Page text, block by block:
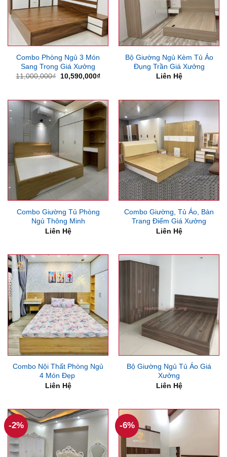
Combo Phòng Ngủ 3 Món
Sang Trọng Giá Xưởng
11,000,000₫
Giá
10,590,000₫Giá
10,590,000₫.
Bộ Giường Ngủ Kèm Tủ Áo
Đụng Trần Giá Xưởng
Liên Hệ
Combo Giường Tủ Phòng
Ngủ Thông Minh
Liên Hệ
Combo Giường, Tủ Áo, Bàn
Trang Điểm Giá Xưởng
Liên Hệ
Combo Nội Thất Phòng Ngủ
4 Món Đẹp
Liên Hệ
Bộ Giường Ngủ Tủ Áo Giá
Xưởng
Liên Hệ
-2% -6%